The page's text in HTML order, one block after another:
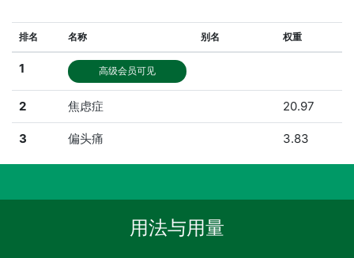
排名 名称 别名 权重
1 高级会员可见
2 焦虑症 20.97
3 偏头痛 3.83
用法与用量